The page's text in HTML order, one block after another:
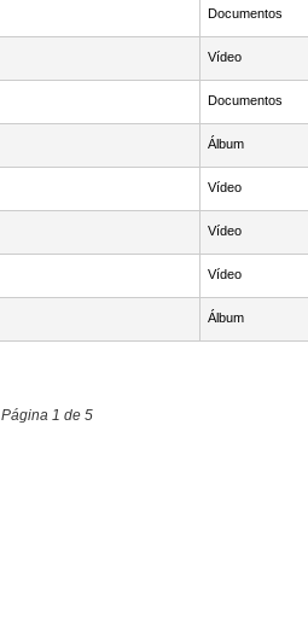
Documentos
Vídeo
Documentos
Álbum
Vídeo
Vídeo
Vídeo
Álbum
Página 1 de 5